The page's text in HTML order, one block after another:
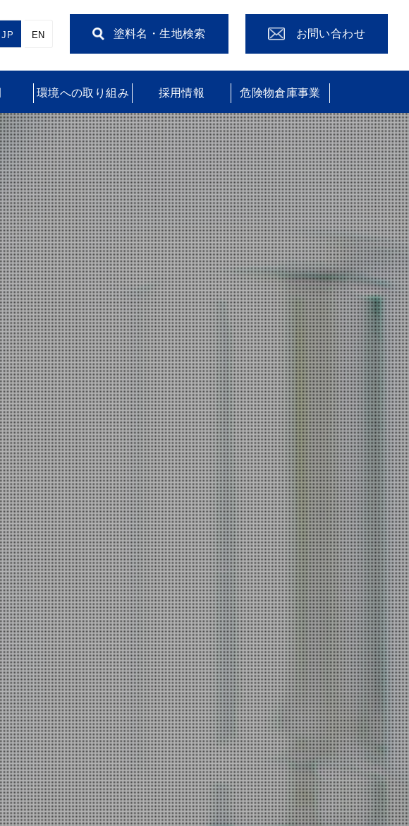
JP EN 塗料名・生地検索 お問い合わせ
環境への取り組み 採用情報 危険物倉庫事業